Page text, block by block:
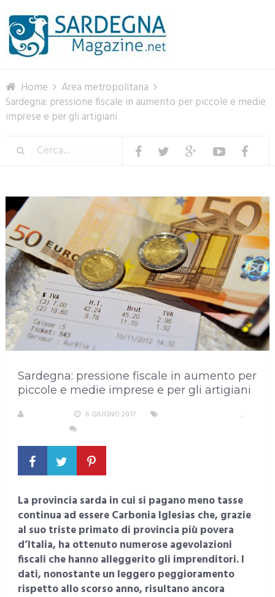
Home
Area metropolitana
Sardegna: pressione fiscale in aumento per piccole e medie
imprese e per gli artigiani
Sardegna: pressione fiscale in aumento per
piccole e medie imprese e per gli artigiani
6 GIUGNO 2017
,
La provincia sarda in cui si pagano meno tasse
continua ad essere Carbonia Iglesias che, grazie
al suo triste primato di provincia più povera
d’Italia, ha ottenuto numerose agevolazioni
fiscali che hanno alleggerito gli imprenditori. I
dati, nonostante un leggero peggioramento
rispetto allo scorso anno, risultano ancora